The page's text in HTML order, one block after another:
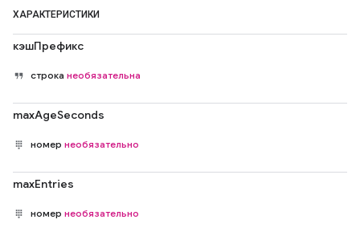
ХАРАКТЕРИСТИКИ
кэшПрефикс
строка необязательна
maxAgeSeconds
номер необязательно
maxEntries
номер необязательно